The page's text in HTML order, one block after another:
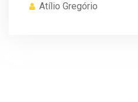
Atílio Gregório